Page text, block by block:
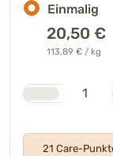
Einmalig
20,50 €
113,89 € / kg
Anzahl
21 Care-